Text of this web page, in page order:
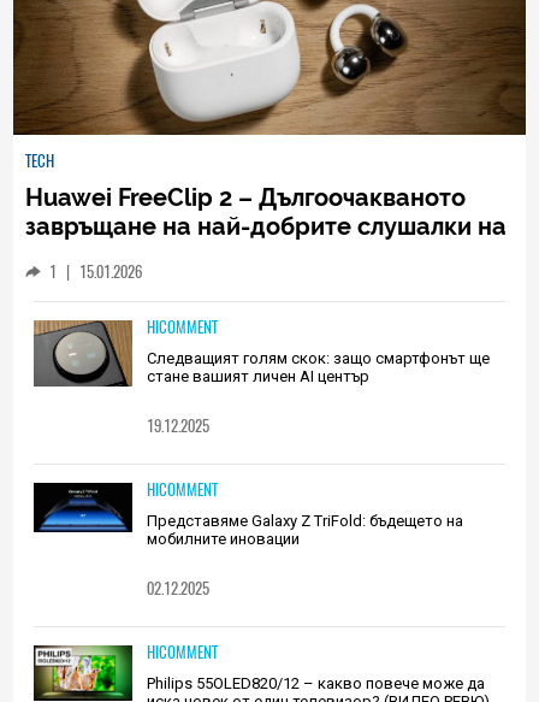
TECH
Huawei FreeClip 2 – Дългоочакваното
завръщане на най-добрите слушалки на
1 | 15.01.2026
HICOMMENT
Следващият голям скок: защо смартфонът ще
стане вашият личен AI център
19.12.2025
HICOMMENT
Представяме Galaxy Z TriFold: бъдещето на
мобилните иновации
02.12.2025
HICOMMENT
Philips 55OLED820/12 – какво повече може да